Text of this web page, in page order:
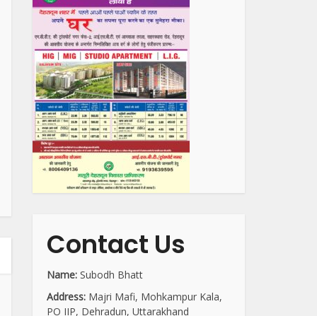
Contact Us
Name: Subodh Bhatt
Address: Majri Mafi, Mohkampur Kala,
PO IIP, Dehradun, Uttarakhand